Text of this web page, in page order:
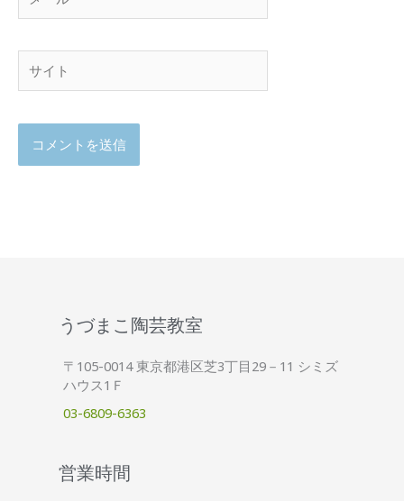
ー
ル
ト
うづまこ陶芸教室
〒105-0014 東京都港区芝3丁目29－11 シミズ
ハウス1Ｆ
03-6809-6363
営業時間